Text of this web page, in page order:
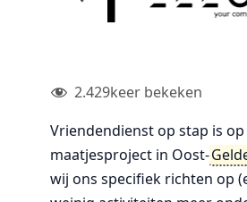
2.429keer bekeken
Vriendendienst op stap is
maatjesproject in Oost-
wij ons specifiek richten op